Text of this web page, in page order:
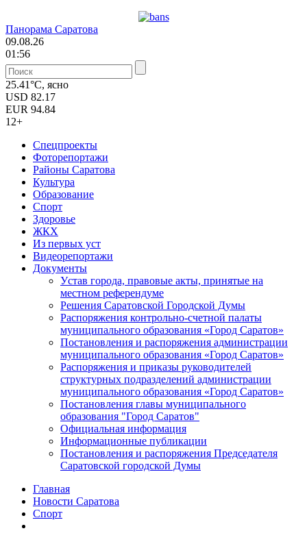
Панорама Саратова
09.08.26
01:56
25.41°C, ясно
USD 82.17
EUR 94.84
12+
Спецпроекты
Фоторепортажи
Районы Саратова
Культура
Образование
Спорт
Здоровье
ЖКХ
Из пеpвых уст
Видеорепортажи
Документы
Уcтав города, правовые акты, принятые на
местном референдуме
Решения Саратовской Городской Думы
Распоряжения контрольно-счетной палаты
муниципального образования «Город Саратов»
Постановления и распоряжения администрации
муниципального образования «Город Саратов»
Распоряжения и приказы руководителей
структурных подразделений администрации
муниципального образования «Город Саратов»
Постановления главы муниципального
образования "Город Саратов"
Официальная информация
Информационные публикации
Постановления и распоряжения Председателя
Саратовской городской Думы
Главная
Новости Саратова
Спорт